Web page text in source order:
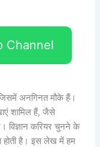
Channel
जिसमें अनगिनत मौके हैं।
शामिल हैं, जैसे
विज्ञान करियर चुनने के
होती है। इस लेख में हम